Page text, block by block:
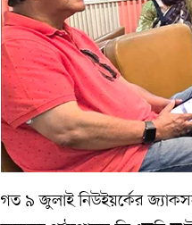
গত ৯ জুলাই নিউইয়র্কের